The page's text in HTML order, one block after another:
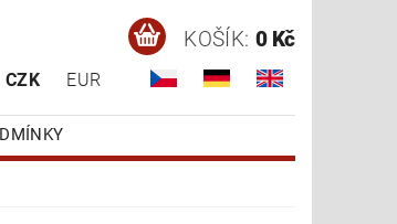
CZK EUR
KOŠÍK: 0 Kč